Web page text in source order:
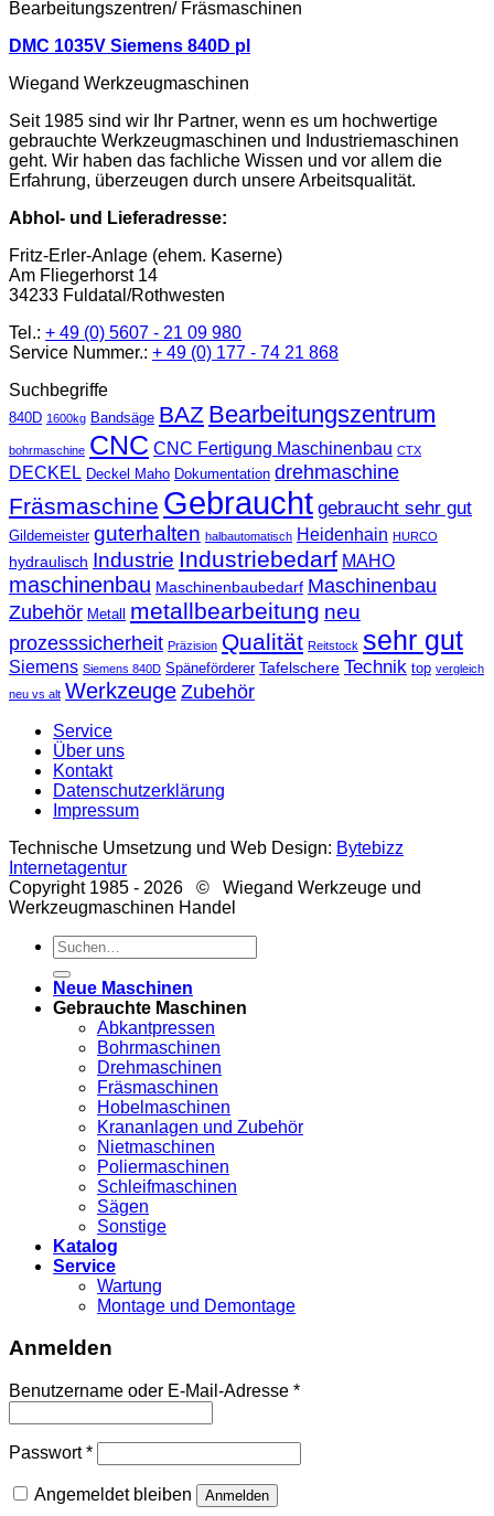
Bearbeitungszentren/ Fräsmaschinen
DMC 1035V Siemens 840D pl
Wiegand Werkzeugmaschinen
Seit 1985 sind wir Ihr Partner, wenn es um hochwertige
gebrauchte Werkzeugmaschinen und Industriemaschinen
geht. Wir haben das fachliche Wissen und vor allem die
Erfahrung, überzeugen durch unsere Arbeitsqualität.
Abhol- und Lieferadresse:
Fritz-Erler-Anlage (ehem. Kaserne)
Am Fliegerhorst 14
34233 Fuldatal/Rothwesten
Tel.: + 49 (0) 5607 - 21 09 980
Service Nummer.: + 49 (0) 177 - 74 21 868
Suchbegriffe
840D 1600kg Bandsäge BAZ Bearbeitungszentrum
bohrmaschine CNC CNC Fertigung Maschinenbau CTX
DECKEL Deckel Maho Dokumentation drehmaschine
Fräsmaschine Gebraucht gebraucht sehr gut
Gildemeister guterhalten halbautomatisch Heidenhain HURCO
hydraulisch Industrie Industriebedarf MAHO
maschinenbau Maschinenbaubedarf Maschinenbau
Zubehör Metall metallbearbeitung neu
prozesssicherheit Präzision Qualität Reitstock sehr gut
Siemens Siemens 840D Späneförderer Tafelschere Technik top vergleich
neu vs alt Werkzeuge Zubehör
Service
Über uns
Kontakt
Datenschutzerklärung
Impressum
Technische Umsetzung und Web Design: Bytebizz
Internetagentur
Copyright 1985 - 2026 © Wiegand Werkzeuge und
Werkzeugmaschinen Handel
Suche
nach:
Neue Maschinen
Gebrauchte Maschinen
Abkantpressen
Bohrmaschinen
Drehmaschinen
Fräsmaschinen
Hobelmaschinen
Krananlagen und Zubehör
Nietmaschinen
Poliermaschinen
Schleifmaschinen
Sägen
Sonstige
Katalog
Service
Wartung
Montage und Demontage
Anmelden
Benutzername oder E-Mail-Adresse *
Passwort*
Angemeldet bleiben Anmelden